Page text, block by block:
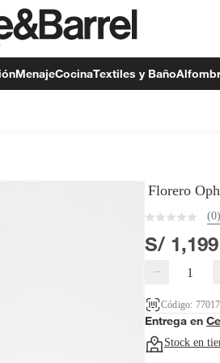
MenajeCocinaTextiles y Baño
Florero
(0)
S/ 1,199
−
Código:
Entrega en
Stock en